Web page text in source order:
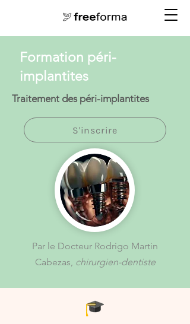
Formation péri-
implantites
Traitement des péri-implantites
S'inscrire
Par le Docteur Rodrigo Martin
Cabezas, chirurgien-dentiste